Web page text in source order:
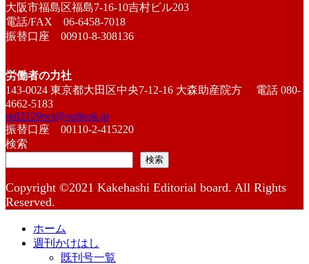
大阪市福島区福島7-16-10吉村ビル203
電話/FAX 06-6458-7018
振替口座 00910-8-308136
労働者の力社
143-0024 東京都大田区中央7-12-16 大森助産院方 電話 080-
4662-5183
red2129oct@outlook.jp
振替口座 00110-2-415220
検索
検索
Copyright ©2021 Kakehashi Editorial board. All Rights
Reserved.
ホーム
週刊かけはし
既刊号一覧